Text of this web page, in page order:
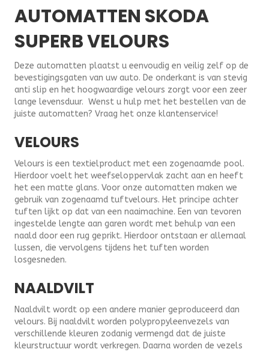
AUTOMATTEN SKODA
SUPERB VELOURS
Deze automatten plaatst u eenvoudig en veilig zelf op de
bevestigingsgaten van uw auto. De onderkant is van stevig
anti slip en het hoogwaardige velours zorgt voor een zeer
lange levensduur. Wenst u hulp met het bestellen van de
juiste automatten? Vraag het onze klantenservice!
VELOURS
Velours is een textielproduct met een zogenaamde pool.
Hierdoor voelt het weefseloppervlak zacht aan en heeft
het een matte glans. Voor onze automatten maken we
gebruik van zogenaamd tuftvelours. Het principe achter
tuften lijkt op dat van een naaimachine. Een van tevoren
ingestelde lengte aan garen wordt met behulp van een
naald door een rug geprikt. Hierdoor ontstaan er allemaal
lussen, die vervolgens tijdens het tuften worden
losgesneden.
NAALDVILT
Naaldvilt wordt op een andere manier geproduceerd dan
velours. Bij naaldvilt worden polypropyleenvezels van
verschillende kleuren zodanig vermengd dat de juiste
kleurstructuur wordt verkregen. Daarna worden de vezels